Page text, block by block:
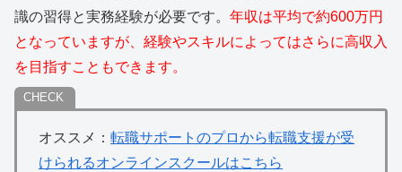
識の習得と実務経験が必要です。 年収は平均で約600万円
となっていますが、経験やスキルによってはさらに高収入
を目指すこともできます。
オススメ： 転職サポートのプロから転職支援が受
けられるオンラインスクールはこちら